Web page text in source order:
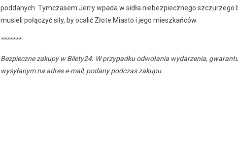
poddanych. Tymczasem Jerry wpada w sidła niebezpiecznego
musieli połączyć siły, by ocalić Złote Miasto i jego mieszkańców.
*******
Bezpieczne zakupy w Bilety24. W przypadku odwołania wydarzenia,
wysyłanym na adres e-mail, podany podczas zakupu.